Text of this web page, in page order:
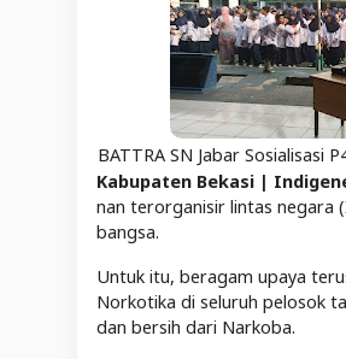
BATTRA SN Jabar Sosialisasi
Kabupaten Bekasi |
nan terorganisir lintas negara
bangsa.
Untuk itu, beragam upaya
Norkotika di seluruh pelosok
dan bersih dari Narkoba.